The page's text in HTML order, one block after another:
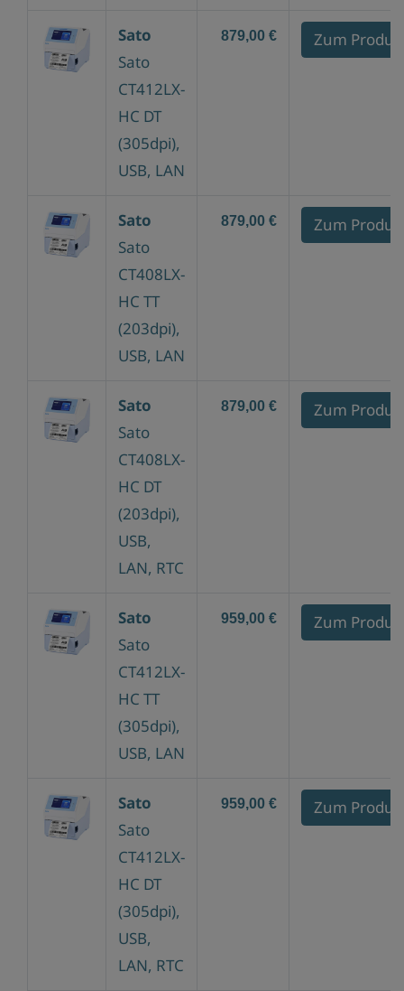
Sato
Sato
CT412LX-
HC DT
(305dpi),
USB, LAN
879,00 € Zum
Sato
Sato
CT408LX-
HC TT
(203dpi),
USB, LAN
879,00 € Zum
Sato
Sato
CT408LX-
HC DT
(203dpi),
USB,
LAN, RTC
879,00 € Zum
Sato
Sato
CT412LX-
HC TT
(305dpi),
USB, LAN
959,00 € Zum
Sato
Sato
CT412LX-
HC DT
(305dpi),
USB,
LAN, RTC
959,00 € Zum